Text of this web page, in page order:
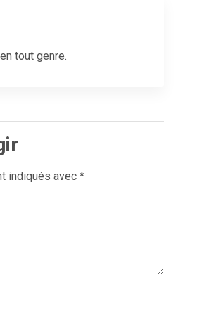
tout genre.
indiqués avec *